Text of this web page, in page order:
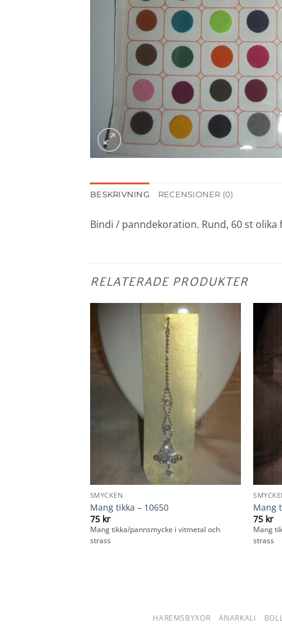
BESKRIVNING RECENSIONER (0)
Bindi / panndekoration. Rund, 60 st olika
RELATERADE PRODUKTER
SMYCKEN
Mang tikka – 10650
75 kr
Mang tikka/pannsmycke i vitmetal och
strass
Mang
75 kr
Mang
strass
HAREMSBYXOR ANARKALI